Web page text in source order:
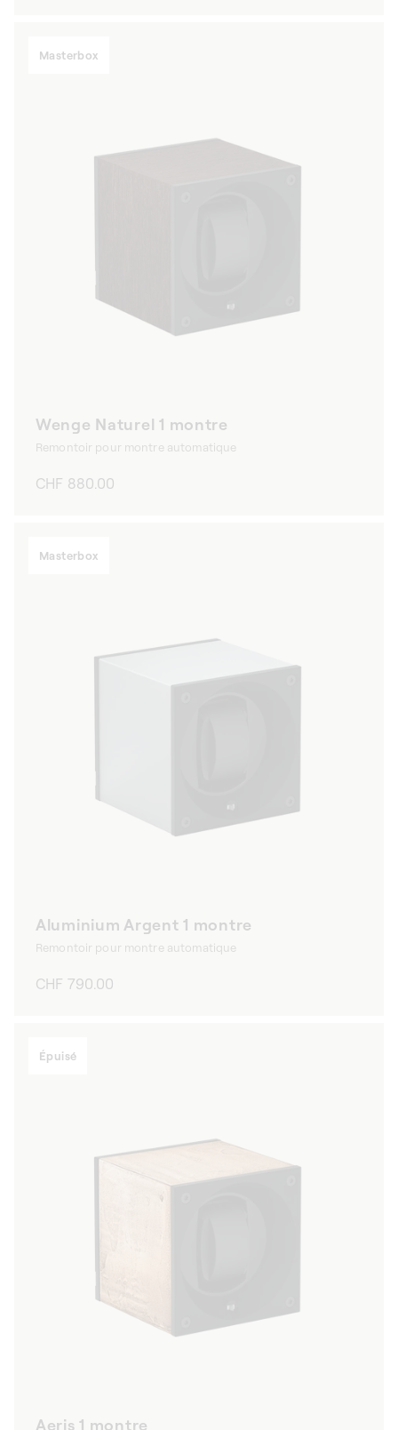
Masterbox
Wenge Naturel 1 montre
Remontoir pour montre automatique
Prix
CHF 880.00
Masterbox
Aluminium Argent 1 montre
Remontoir pour montre automatique
Prix
CHF 790.00
Épuisé
Aeris 1 montre